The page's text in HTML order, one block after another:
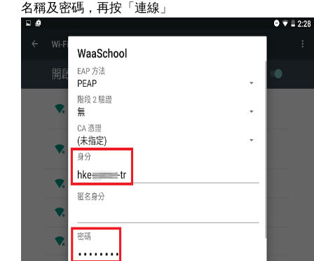
名稱及密碼，再按「連線」